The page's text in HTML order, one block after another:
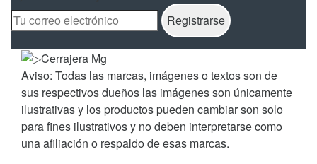
Aviso: Todas las marcas, imágenes o textos son de
sus respectivos dueños las imágenes son únicamente
ilustrativas y los productos pueden cambiar son solo
para fines ilustrativos y no deben interpretarse como
una afiliación o respaldo de esas marcas.